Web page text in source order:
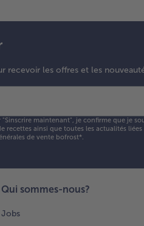
recevoir les offres et les
maintenant", je confirme que je
recettes ainsi que toutes les actualités
de vente bofrost*.
Qui sommes-nous?
Jobs